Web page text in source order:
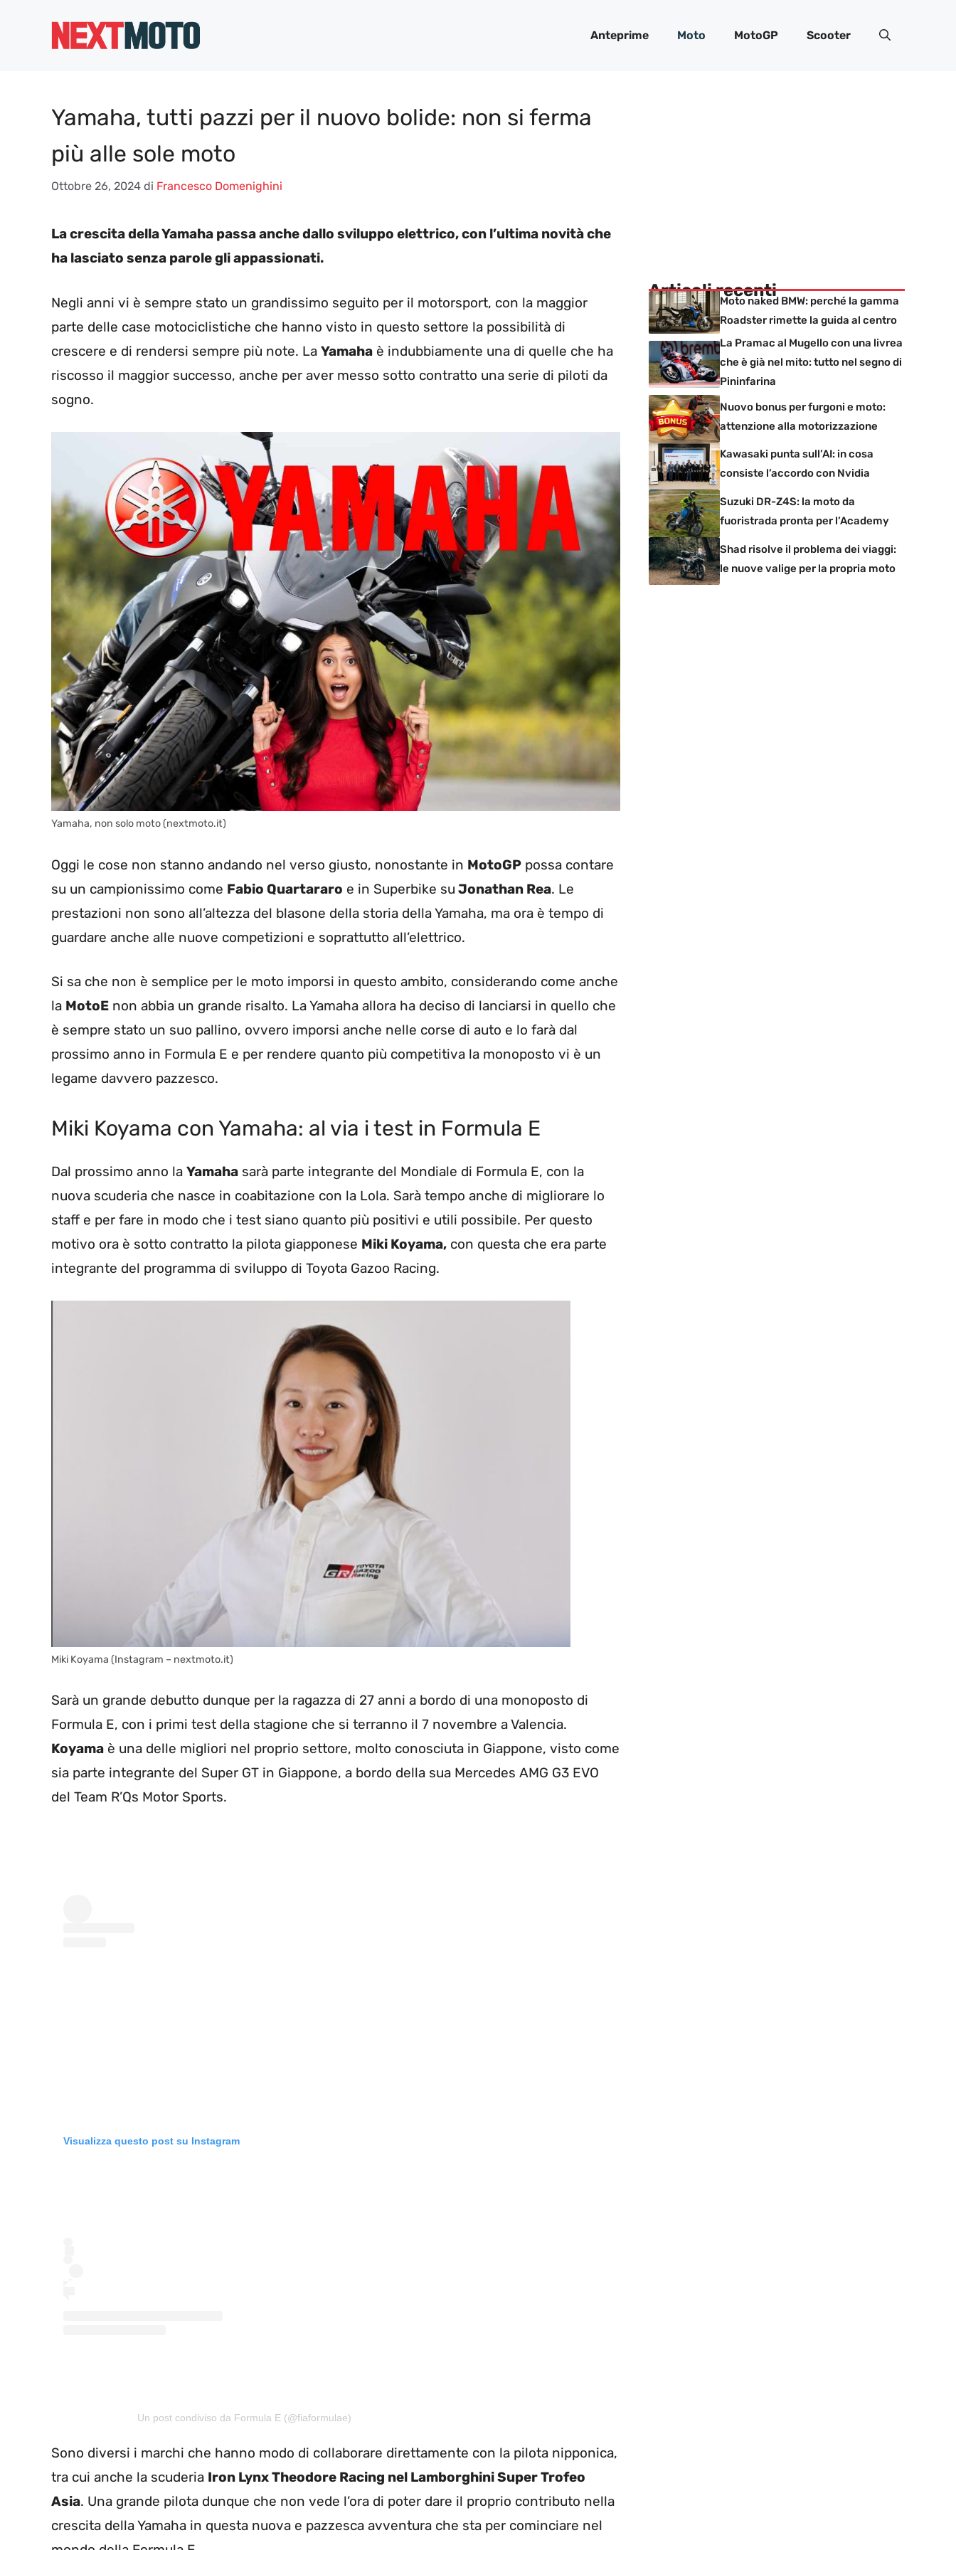
Anteprime Moto MotoGP Scooter
Yamaha, tutti pazzi per il nuovo bolide: non si ferma
più alle sole moto
Ottobre 26, 2024 di Francesco Domenighini
La crescita della Yamaha passa anche dallo sviluppo elettrico, con l’ultima novità che
ha lasciato senza parole gli appassionati.
Negli anni vi è sempre stato un grandissimo seguito per il motorsport, con la maggior
parte delle case motociclistiche che hanno visto in questo settore la possibilità di
crescere e di rendersi sempre più note. La Yamaha è indubbiamente una di quelle che ha
riscosso il maggior successo, anche per aver messo sotto contratto una serie di piloti da
sogno.
Yamaha, non solo moto (nextmoto.it)
Oggi le cose non stanno andando nel verso giusto, nonostante in MotoGP possa contare
su un campionissimo come Fabio Quartararo e in Superbike su Jonathan Rea. Le
prestazioni non sono all’altezza del blasone della storia della Yamaha, ma ora è tempo di
guardare anche alle nuove competizioni e soprattutto all’elettrico.
Si sa che non è semplice per le moto imporsi in questo ambito, considerando come anche
la MotoE non abbia un grande risalto. La Yamaha allora ha deciso di lanciarsi in quello che
è sempre stato un suo pallino, ovvero imporsi anche nelle corse di auto e lo farà dal
prossimo anno in Formula E e per rendere quanto più competitiva la monoposto vi è un
legame davvero pazzesco.
Miki Koyama con Yamaha: al via i test in Formula E
Dal prossimo anno la Yamaha sarà parte integrante del Mondiale di Formula E, con la
nuova scuderia che nasce in coabitazione con la Lola. Sarà tempo anche di migliorare lo
staff e per fare in modo che i test siano quanto più positivi e utili possibile. Per questo
motivo ora è sotto contratto la pilota giapponese Miki Koyama, con questa che era parte
integrante del programma di sviluppo di Toyota Gazoo Racing.
Miki Koyama (Instagram – nextmoto.it)
Sarà un grande debutto dunque per la ragazza di 27 anni a bordo di una monoposto di
Formula E, con i primi test della stagione che si terranno il 7 novembre a Valencia.
Koyama è una delle migliori nel proprio settore, molto conosciuta in Giappone, visto come
sia parte integrante del Super GT in Giappone, a bordo della sua Mercedes AMG G3 EVO
del Team R’Qs Motor Sports.
Visualizza questo post su Instagram
Un post condiviso da Formula E (@fiaformulae)
Sono diversi i marchi che hanno modo di collaborare direttamente con la pilota nipponica,
tra cui anche la scuderia Iron Lynx Theodore Racing nel Lamborghini Super Trofeo
Asia. Una grande pilota dunque che non vede l’ora di poter dare il proprio contributo nella
crescita della Yamaha in questa nuova e pazzesca avventura che sta per cominciare nel
Articoli recenti
Moto naked BMW: perché la gamma
Roadster rimette la guida al centro
La Pramac al Mugello con una livrea
che è già nel mito: tutto nel segno di
Pininfarina
Nuovo bonus per furgoni e moto:
attenzione alla motorizzazione
Kawasaki punta sull’AI: in cosa
consiste l’accordo con Nvidia
Suzuki DR-Z4S: la moto da
fuoristrada pronta per l’Academy
Shad risolve il problema dei viaggi:
le nuove valige per la propria moto